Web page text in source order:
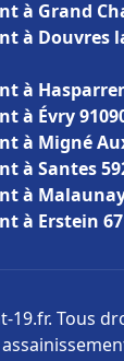
à Grand
à Douvres
à
à Évry
à Migné
à Santes
à
à Erstein
19.fr. Tous